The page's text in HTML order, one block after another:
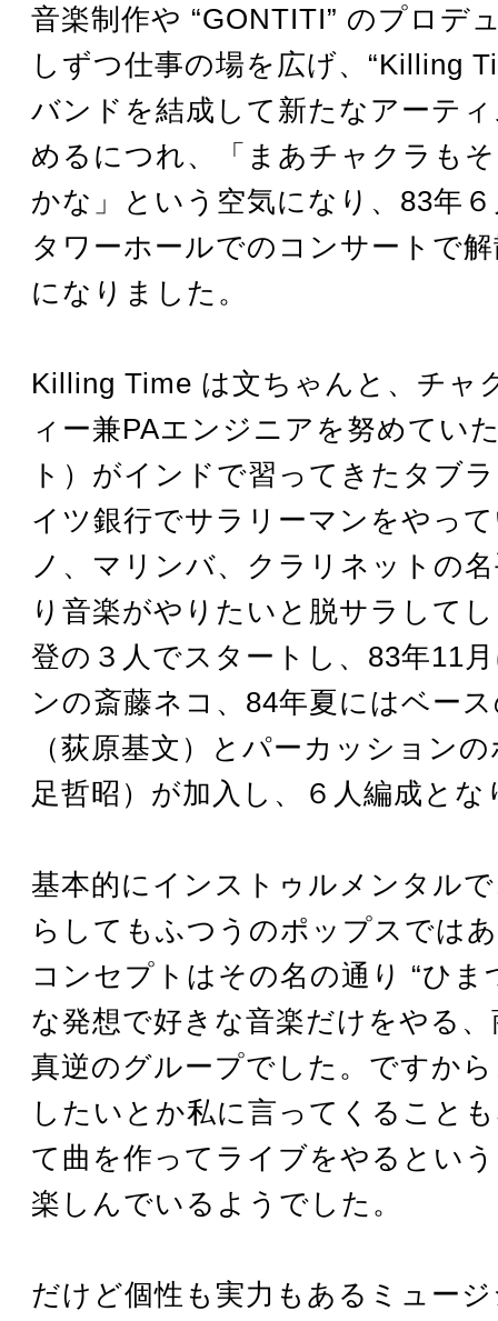
音楽制作や “GONTITI” のプロデ
しずつ仕事の場を広げ、“Killing
バンドを結成して新たなアーテ
めるにつれ、「まあチャクラも
かな」という空気になり、83年
タワーホールでのコンサートで
になりました。
Killing Time は文ちゃんと、チャ
ィー兼PAエンジニアを努めてい
ト）がインドで習ってきたタブ
イツ銀行でサラリーマンをやっ
ノ、マリンバ、クラリネットの
り音楽がやりたいと脱サラして
登の３人でスタートし、83年11
ンの斎藤ネコ、84年夏にはベー
（荻原基文）とパーカッション
足哲昭）が加入し、６人編成とな
基本的にインストゥルメンタル
らしてもふつうのポップスでは
コンセプトはその名の通り “ひま
な発想で好きな音楽だけをやる
真逆のグループでした。ですか
したいとか私に言ってくること
て曲を作ってライブをやるとい
楽しんでいるようでした。
だけど個性も実力もあるミュー